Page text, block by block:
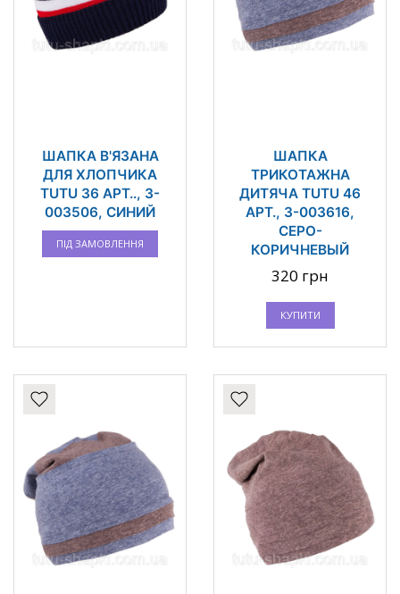
ШАПКА В'ЯЗАНА
ДЛЯ ХЛОПЧИКА
TUTU 36 АРТ.., 3-
003506, СИНИЙ
ПІД ЗАМОВЛЕННЯ
ШАПКА
ТРИКОТАЖНА
ДИТЯЧА TUTU 46
АРТ., 3-003616,
СЕРО-
КОРИЧНЕВЫЙ
320 грн
КУПИТИ